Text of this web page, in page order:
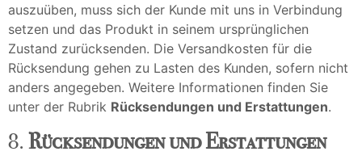
auszuüben, muss sich der Kunde mit uns in Verbindung
setzen und das Produkt in seinem ursprünglichen
Zustand zurücksenden. Die Versandkosten für die
Rücksendung gehen zu Lasten des Kunden, sofern nicht
anders angegeben. Weitere Informationen finden Sie
unter der Rubrik Rücksendungen und Erstattungen.
8. Rücksendungen und Erstattungen